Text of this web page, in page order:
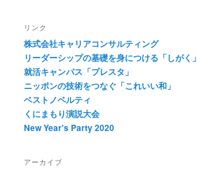
リンク
株式会社キャリアコンサルティング
リーダーシップの基礎を身につける「しがく」
就活キャンパス「プレスタ」
ニッポンの技術をつなぐ「これいい和」
ベストノベルティ
くにまもり演説大会
New Year's Party 2020
アーカイブ